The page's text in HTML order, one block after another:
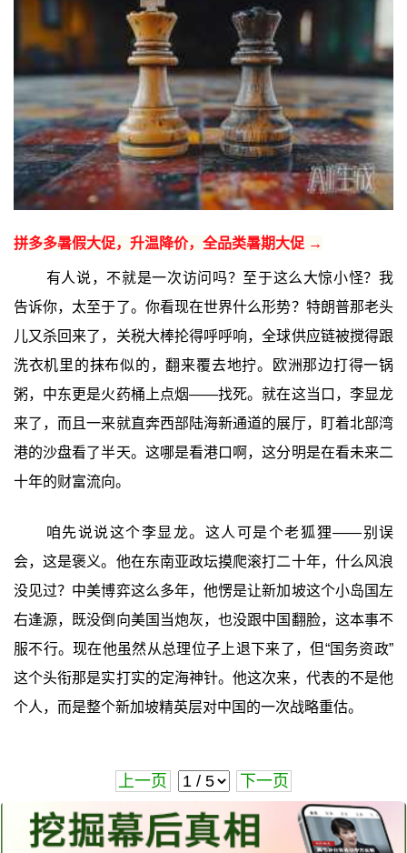
拼多多暑假大促，升温降价，全品类暑期大促 →
有人说，不就是一次访问吗？至于这么大惊小怪？我
告诉你，太至于了。你看现在世界什么形势？特朗普那老头
儿又杀回来了，关税大棒抡得呼呼响，全球供应链被搅得跟
洗衣机里的抹布似的，翻来覆去地拧。欧洲那边打得一锅
粥，中东更是火药桶上点烟——找死。就在这当口，李显龙
来了，而且一来就直奔西部陆海新通道的展厅，盯着北部湾
港的沙盘看了半天。这哪是看港口啊，这分明是在看未来二
十年的财富流向。
咱先说说这个李显龙。这人可是个老狐狸——别误
会，这是褒义。他在东南亚政坛摸爬滚打二十年，什么风浪
没见过？中美博弈这么多年，他愣是让新加坡这个小岛国左
右逢源，既没倒向美国当炮灰，也没跟中国翻脸，这本事不
服不行。现在他虽然从总理位子上退下来了，但“国务资政”
这个头衔那是实打实的定海神针。他这次来，代表的不是他
个人，而是整个新加坡精英层对中国的一次战略重估。
上一页 下一页